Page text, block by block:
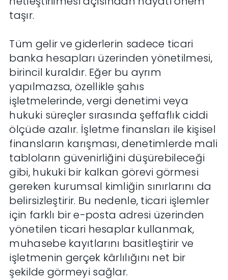
taşır.
Tüm gelir ve giderlerin sadece ticari
banka hesapları üzerinden yönetilmesi,
birincil kuraldır. Eğer bu ayrım
yapılmazsa, özellikle şahıs
işletmelerinde, vergi denetimi veya
hukuki süreçler sırasında şeffaflık ciddi
ölçüde azalır. İşletme finansları ile kişisel
finansların karışması, denetimlerde mali
tabloların güvenirliğini düşürebileceği
gibi, hukuki bir kalkan görevi görmesi
gereken kurumsal kimliğin sınırlarını da
belirsizleştirir. Bu nedenle, ticari işlemler
için farklı bir e-posta adresi üzerinden
yönetilen ticari hesaplar kullanmak,
muhasebe kayıtlarını basitleştirir ve
işletmenin gerçek kârlılığını net bir
şekilde görmeyi sağlar.